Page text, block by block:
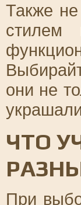
Также
стилем
они не
ЧТО
При